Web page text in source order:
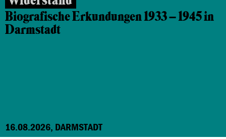
Biografische Erkundungen 1933 – 1945 in
Darmstadt
16.08.2026, DARMSTADT